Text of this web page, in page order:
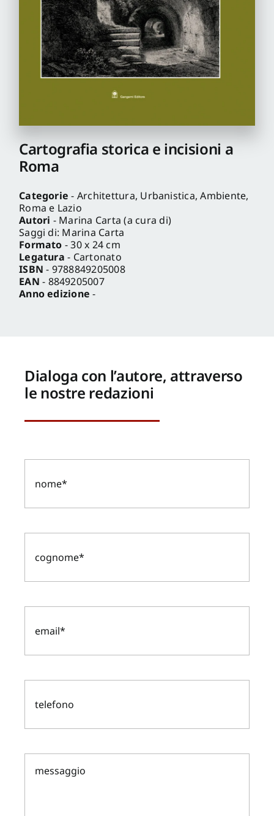
Cartografia storica e incisioni a
Roma
Categorie - Architettura, Urbanistica, Ambiente,
Roma e Lazio
Autori - Marina Carta (a cura di)
Saggi di: Marina Carta
Formato - 30 x 24 cm
Legatura - Cartonato
ISBN - 9788849205008
EAN - 8849205007
Anno edizione -
Dialoga con l’autore, attraverso
le nostre redazioni